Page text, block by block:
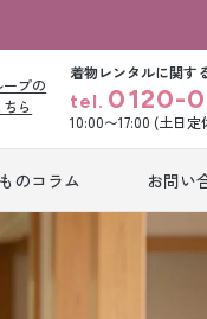
プの
ら
着物レンタルに関す
tel. 0120-
10:00〜17:00 (土日定
のコラム お問い
産着レンタル